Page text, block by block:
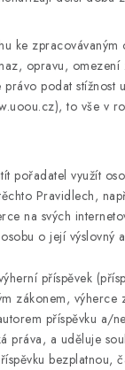
ke zpracovávaným
opravu, omezení
právo podat stížnost
to vše v
pořadatel využít
Pravidlech,
na svých
o její výslovný
příspěvek
zákonem, výherce
příspěvku a/
práva, a uděluje
bezplatnou,